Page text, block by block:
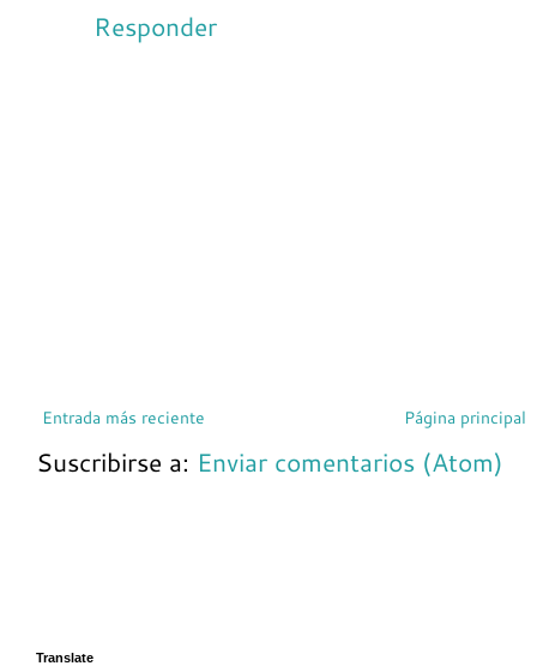
Responder
Entrada más reciente Página principal
Suscribirse a: Enviar comentarios (Atom)
Translate